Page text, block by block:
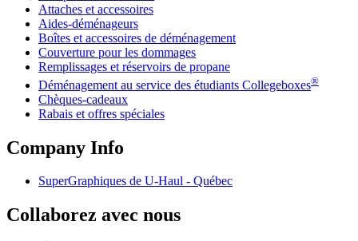
Attaches et accessoires
Aides-déménageurs
Boîtes et accessoires de déménagement
Couverture pour les dommages
Remplissages et réservoirs de propane
Déménagement au service des étudiants Collegeboxes®
Chèques-cadeaux
Rabais et offres spéciales
Company Info
SuperGraphiques de U-Haul - Québec
Collaborez avec nous